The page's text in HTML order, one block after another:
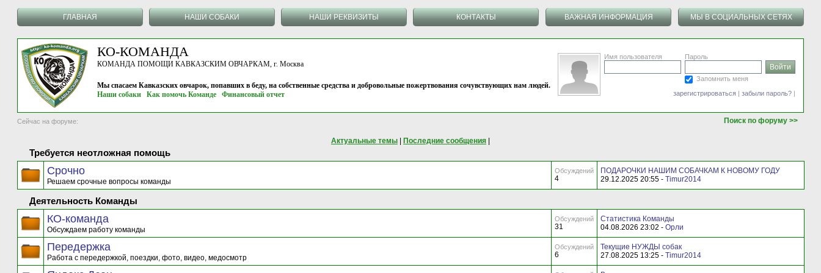
ГЛАВНАЯ НАШИ СОБАКИ НАШИ РЕКВИЗИТЫ КОНТАКТЫ ВАЖНАЯ ИНФОРМАЦИЯ МЫ В СОЦИАЛЬНЫХ СЕТЯХ
КО-КОМАНДА
КОМАНДА ПОМОЩИ КАВКАЗСКИМ ОВЧАРКАМ, г. Москва
Мы спасаем Кавказских овчарок, попавших в беду, на собственные средства и добровольные пожертвования сочувствующих нам людей.
Наши собаки
Как помочь Команде Финансовый отчет
Имя пользователя Пароль
Запомнить меня
зарегистрироваться | забыли пароль? |
Сейчас на форуме: Поиск по форуму >>
Актуальные темы Последние сообщения
Требуется неотложная помощь
Срочно
Решаем срочные вопросы команды
Обсуждений
4
ПОДАРОЧКИ НАШИМ СОБАЧКАМ К НОВОМУ ГОДУ
29.12.2025 20:55 - Timur2014
Деятельность Команды
КО-команда
Обсуждаем работу команды
Обсуждений
31
Статистика Команды
04.08.2026 23:02 - Орли
Передержка
Работа с передержкой, поездки, фото, видео, медосмотр
Обсуждений
6
Текущие НУЖДЫ собак
27.08.2025 13:25 - Timur2014